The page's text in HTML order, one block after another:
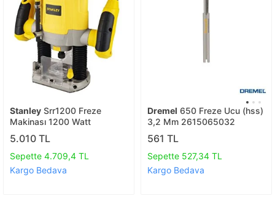
Stanley Srr1200 Freze
Makinası 1200 Watt
5.010 TL
Sepette 4.709,4 TL
Kargo Bedava
Dremel 650 Freze Ucu (hss)
3,2 Mm 2615065032
561 TL
Sepette 527,34 TL
Kargo Bedava